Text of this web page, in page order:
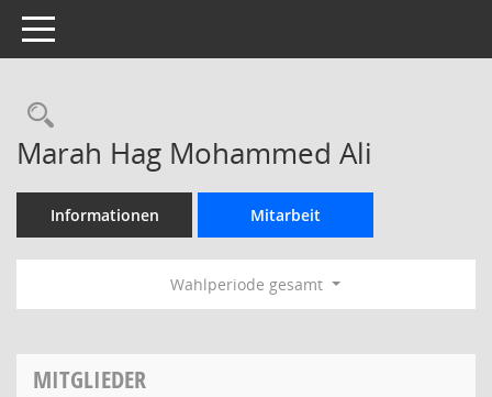
Toggle navigation
Rechercheauswahl
Marah Hag Mohammed Ali
Informationen Mitarbeit
Wahlperiode gesamt
MITGLIEDER